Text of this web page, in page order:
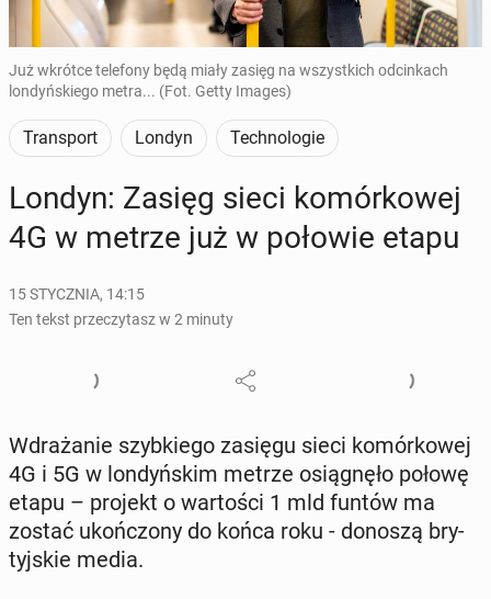
Już wkrótce telefony będą miały zasięg na wszystkich odcinkach
londyńskiego metra... (Fot. Getty Images)
Transport Londyn Technologie
Londyn: Zasięg sieci ko­mór­ko­wej
4G w metrze już w połowie etapu
15 STYCZNIA, 14:15
Ten tekst przeczytasz w 2 minuty
Wdra­ża­nie szyb­kie­go zasięgu sieci ko­mór­ko­wej
4G i 5G w lon­dyń­skim metrze osią­gnę­ło połowę
etapu – projekt o war­to­ści 1 mld funtów ma
zostać ukoń­czo­ny do końca roku - donoszą bry­
tyj­skie media.